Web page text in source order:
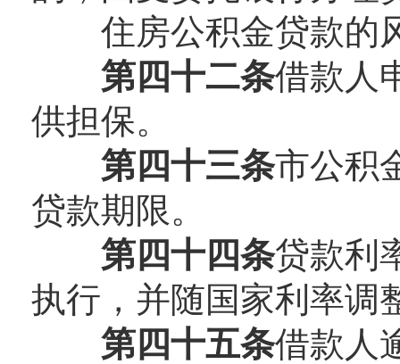
住房公积金贷款的
第四十二条借款人
供担保。
第四十三条市公积
贷款期限。
第四十四条贷款利
执行，并随国家利率调
第四十五条借款人